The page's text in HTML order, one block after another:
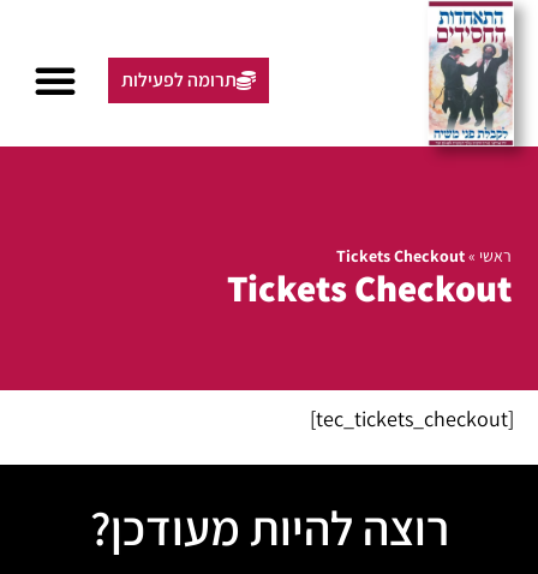
תרומה לפעילות
ראשי »
Tickets Checkout
Tickets Checkout
[tec_tickets_checkout]
רוצה להיות מעודכן?